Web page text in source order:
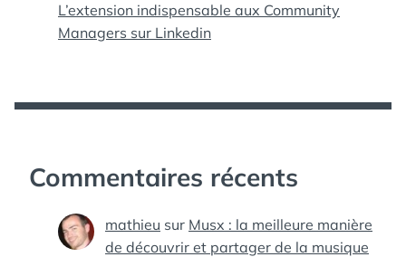
L’extension indispensable aux Community
Managers sur Linkedin
Commentaires récents
mathieu sur Musx : la meilleure manière
de découvrir et partager de la musique